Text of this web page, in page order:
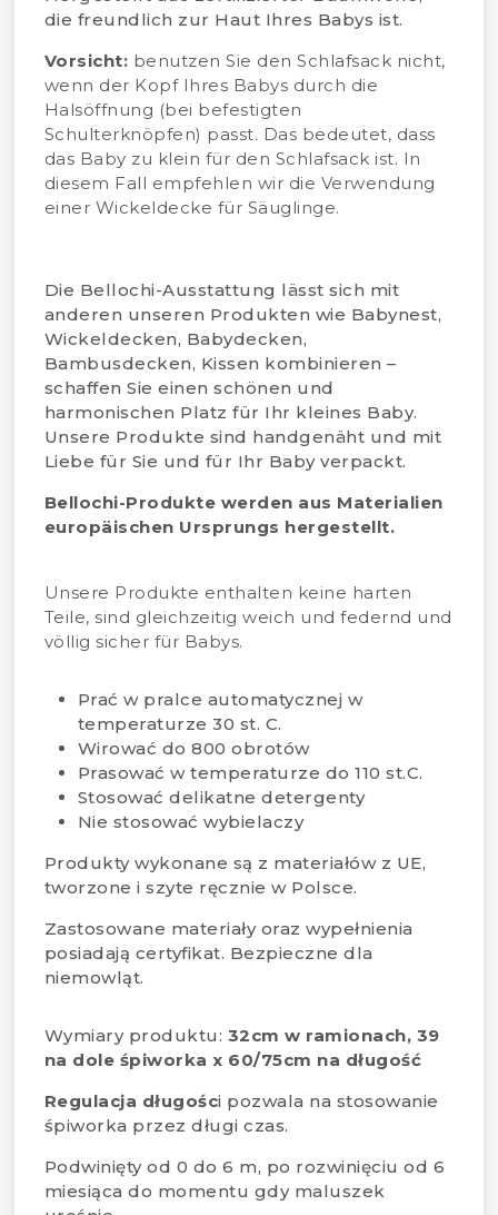
die freundlich zur Haut Ihres Babys ist.
Vorsicht: benutzen Sie den Schlafsack nicht,
wenn der Kopf Ihres Babys durch die
Halsöffnung (bei befestigten
Schulterknöpfen) passt. Das bedeutet, dass
das Baby zu klein für den Schlafsack ist. In
diesem Fall empfehlen wir die Verwendung
einer Wickeldecke für Säuglinge.
Die Bellochi-Ausstattung lässt sich mit
anderen unseren Produkten wie Babynest,
Wickeldecken, Babydecken,
Bambusdecken, Kissen kombinieren –
schaffen Sie einen schönen und
harmonischen Platz für Ihr kleines Baby.
Unsere Produkte sind handgenäht und mit
Liebe für Sie und für Ihr Baby verpackt.
Bellochi-Produkte werden aus Materialien
europäischen Ursprungs hergestellt.
Unsere Produkte enthalten keine harten
Teile, sind gleichzeitig weich und federnd und
völlig sicher für Babys.
Prać w pralce automatycznej w
temperaturze 30 st. C.
Wirować do 800 obrotów
Prasować w temperaturze do 110 st.C.
Stosować delikatne detergenty
Nie stosować wybielaczy
Produkty wykonane są z materiałów z UE,
tworzone i szyte ręcznie w Polsce.
Zastosowane materiały oraz wypełnienia
posiadają certyfikat. Bezpieczne dla
niemowląt.
Wymiary produktu: 32cm w ramionach, 39
na dole śpiworka x 60/75cm na długość
Regulacja długości pozwala na stosowanie
śpiworka przez długi czas.
Podwinięty od 0 do 6 m, po rozwinięciu od 6
miesiąca do momentu gdy maluszek